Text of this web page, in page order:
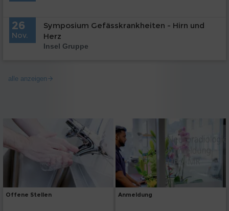
26
Nov.
Symposium Gefässkrankheiten - Hirn und
Herz
Insel Gruppe
alle anzeigen
Offene Stellen Anmeldung